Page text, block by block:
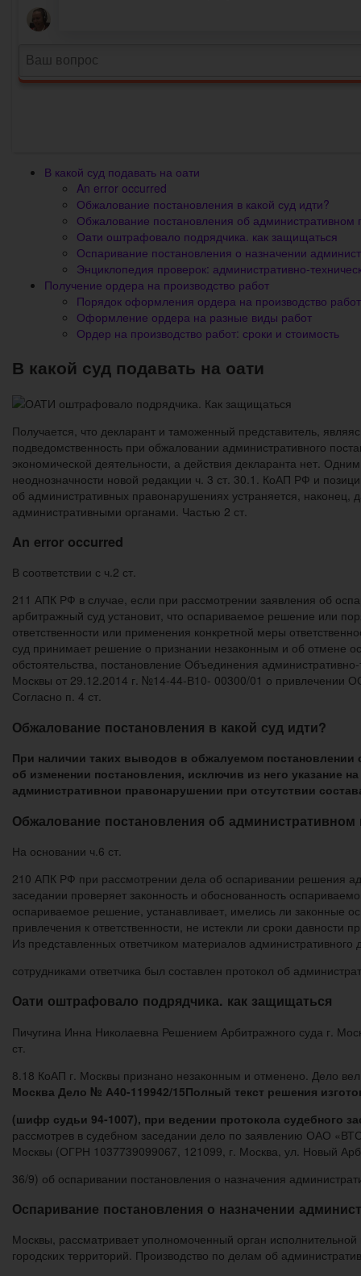
В какой суд подавать на оати
An error occurred
Обжалование постановления в какой суд идти?
Обжалование постановления об административном
Оати оштрафовало подрядчика. как защищаться
Оспаривание постановления о назначении
Энциклопедия проверок: административно-
Получение ордера на производство работ
Порядок оформления ордера на производство работ
Оформление ордера на разные виды работ
Ордер на производство работ: сроки и стоимость
В какой суд подавать на оати
Получается, что декларант и таможенный представитель,
подведомственность при обжаловании административного
экономической деятельности, а действия декларанта нет.
неоднозначности новой редакции ч. 3 ст. 30.1. КоАП РФ и
об административных правонарушениях устраняется,
административными органами. Частью 2 ст.
An error occurred
В соответствии с ч.2 ст.
211 АПК РФ в случае, если при рассмотрении заявления об
арбитражный суд установит, что оспариваемое решение или
ответственности или применения конкретной меры
суд принимает решение о признании незаконным и об отмене
обстоятельства, постановление Объединения административно-
Москвы от 29.12.2014 г. №14-44-В10- 00300/01 о привлечении
Согласно п. 4 ст.
Обжалование постановления в какой суд идти?
При наличии таких выводов в обжалуемом
об изменении постановления, исключив из него указание
административнои правонарушении при отсутствии
Обжалование постановления об
На основании ч.6 ст.
210 АПК РФ при рассмотрении дела об оспаривании решения
заседании проверяет законность и обоснованность
оспариваемое решение, устанавливает, имелись ли законные
привлечения к ответственности, не истекли ли сроки
Из представленных ответчиком материалов административного
сотрудниками ответчика был составлен протокол об
Оати оштрафовало подрядчика. как защищаться
Пичугина Инна Николаевна Решением Арбитражного суда г.
ст.
8.18 КоАП г. Москвы признано незаконным и отменено. Дело
Москва Дело № А40-119942/15Полный текст решения
(шифр судьи 94-1007), при ведении протокола судебного
рассмотрев в судебном заседании дело по заявлению ОАО
Москвы (ОГРН 1037739099067, 121099, г. Москва, ул. Новый
36/9) об оспаривании постановления о назначения
Оспаривание постановления о назначении
Москвы, рассматривает уполномоченный орган
городских территорий. Производство по делам об